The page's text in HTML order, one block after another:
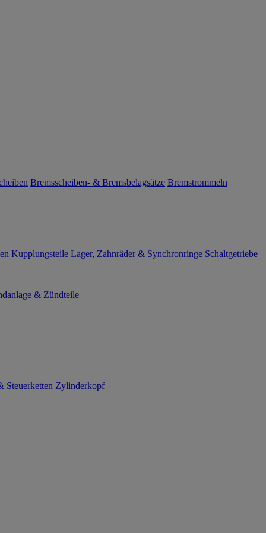
Bremsscheiben- & Bremsbelagsätze Bremstrommeln
Kupplungsteile Lager, Zahnräder & Synchronringe Schaltgetriebe
& Zündteile
Steuerketten Zylinderkopf